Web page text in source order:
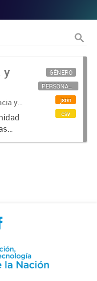
y
y
GÉNERO
PERSONAL CIENTÍFICO-TECNOLÓGICO
json
csv